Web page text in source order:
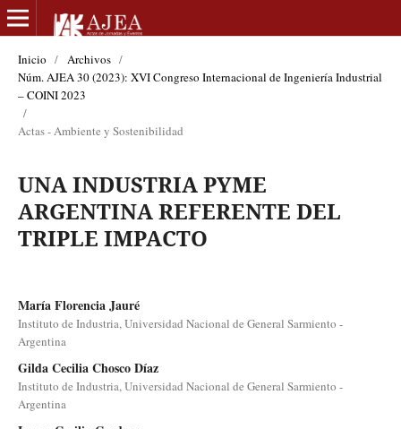
Inicio / Archivos /
Núm. AJEA 30 (2023): XVI Congreso Internacional de Ingeniería Industrial
– COINI 2023
/
Actas - Ambiente y Sostenibilidad
UNA INDUSTRIA PYME
ARGENTINA REFERENTE DEL
TRIPLE IMPACTO
María Florencia Jauré
Instituto de Industria, Universidad Nacional de General Sarmiento -
Argentina
Gilda Cecilia Chosco Díaz
Instituto de Industria, Universidad Nacional de General Sarmiento -
Argentina